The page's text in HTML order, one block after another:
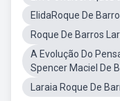
ElidaRoque De
Roque De Barros
A Evolução Do
Spencer Maciel De
Laraia Roque De